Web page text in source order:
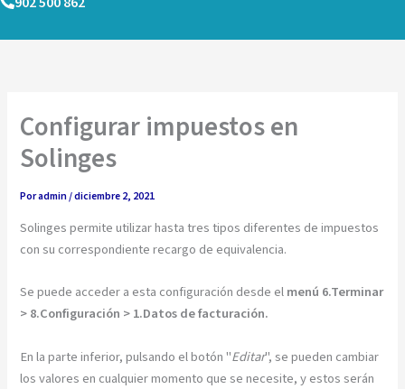
Ir
Configurar impuestos en
Solinges
Poradmin/diciembre 2, 2021
Solinges permite utilizar hasta tres tipos diferentes de impuestos
con su correspondiente recargo de equivalencia.
Se puede acceder a esta configuración desde elmenú 6.Terminar
> 8.Configuración > 1.Datos de facturación.
En la parte inferior, pulsando el botón "Editar", se pueden cambiar
los valores en cualquier momento que se necesite, y estos serán